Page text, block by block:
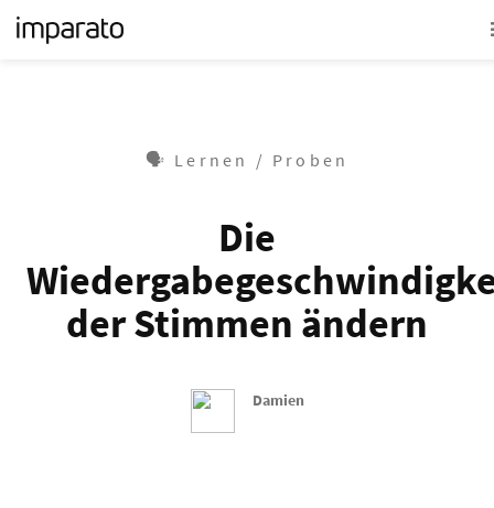
🗣 Lernen / Proben
Die
der Stimmen ändern
Damien